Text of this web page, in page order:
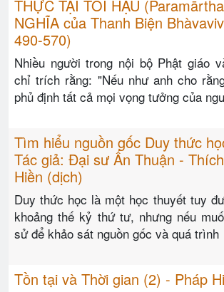
THỰC TẠI TỐI HẬU
NGHĨA của Thanh Biện
490-570)
Nhiều người trong nội bộ Phật giáo
chỉ trích rằng: "Nếu như anh cho
phủ định tất cả mọi vọng tưởng của
Tìm hiểu nguồn gốc Duy thức
Tác giả: Đại sư Ấn Thuận -
Hiền (dịch)
Duy thức học là một học thuyết tuy
khoảng thế kỷ thứ tư, nhưng nếu
sử để khảo sát nguồn gốc và quá trình
Tồn tại và Thời gian (2) - Pháp